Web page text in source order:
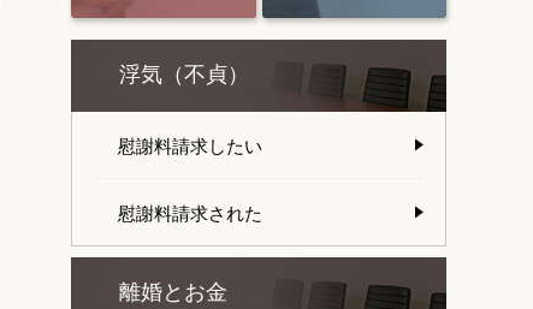
浮気（不貞）
慰謝料請求したい
慰謝料請求された
離婚とお金